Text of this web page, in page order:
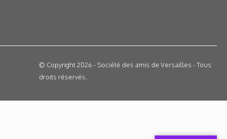
© Copyright 2026 - Société des amis de Versailles - Tous
droits réservés.